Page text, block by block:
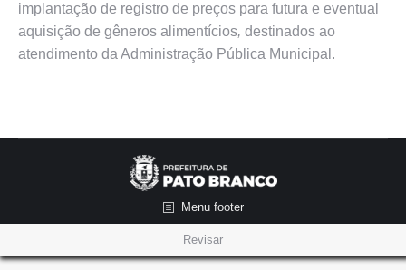
implantação de registro de preços para futura e eventual
aquisição de gêneros alimentícios, destinados ao
atendimento da Administração Pública Municipal.
Menu footer
Revisar